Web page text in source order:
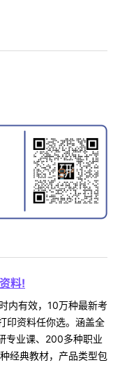
料!
内有效，10万种最新考
印资料任你选。涵盖全
专业课、200多种职业
经典教材，产品类型包